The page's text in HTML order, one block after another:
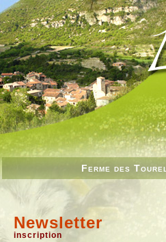
Ferme des
Newsletter
inscription